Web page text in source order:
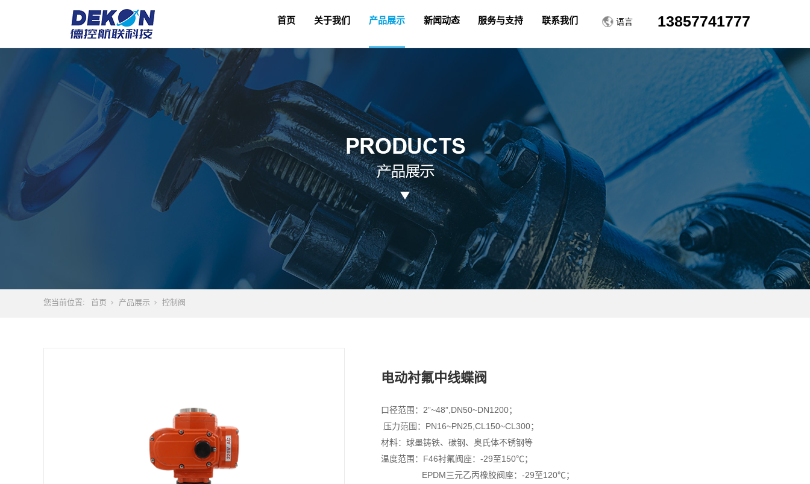
首页 关于我们 产品展示 新闻动态 服务与支持 联系我们 13857741777
您当前位置: 首页 产品展示 控制阀
电动衬氟中线蝶阀
口径范围：2”~48”,DN50~DN1200；
压力范围：PN16~PN25,CL150~CL300；
材料：球墨铸铁、碳钢、奥氏体不锈钢等
温度范围：F46衬氟阀座：-29至150℃；
EPDM三元乙丙橡胶阀座：-29至120℃；